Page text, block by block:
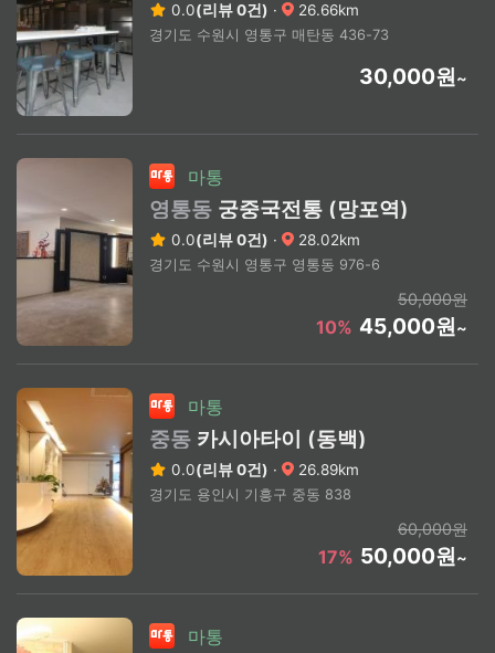
0.0(리뷰 0건) · 26.66km
경기도 수원시 영통구 매탄동 436-73
30,000원~
마통
영통동 궁중국전통 (망포역)
0.0(리뷰 0건) · 28.02km
경기도 수원시 영통구 영통동 976-6
50,000원
10% 45,000원~
마통
중동 카시아타이 (동백)
0.0(리뷰 0건) · 26.89km
경기도 용인시 기흥구 중동 838
60,000원
17% 50,000원~
마통